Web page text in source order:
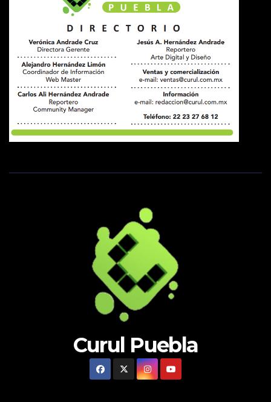
Curul Puebla